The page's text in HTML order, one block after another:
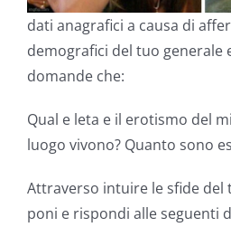
dati anagrafici a causa di
demografici del tuo generale
domande che:
Qual e leta e il erotismo del
luogo vivono? Quanto sono
Attraverso intuire le sfide del
poni e rispondi alle seguenti